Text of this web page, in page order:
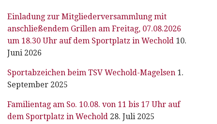
Einladung zur Mitgliederversammlung mit
anschließendem Grillen am Freitag, 07.08.2026
um 18.30 Uhr auf dem Sportplatz in Wechold 10.
Juni 2026
Sportabzeichen beim TSV Wechold-Magelsen 1.
September 2025
Familientag am So. 10.08. von 11 bis 17 Uhr auf
dem Sportplatz in Wechold 28. Juli 2025